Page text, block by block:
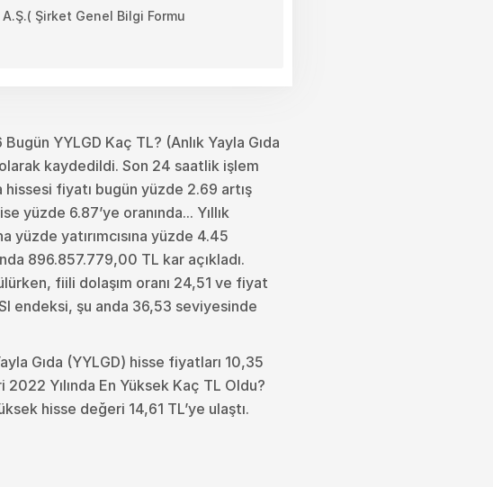
Şirket Genel Bilgi Formu
YYLGD Kaç TL? (Anlık Yayla Gıda
kaydedildi. Son 24 saatlik işlem
fiyatı bugün yüzde 2.69 artış
yüzde 6.87’ye oranında... Yıllık
yüzde yatırımcısına yüzde 4.45
896.857.779,00 TL kar açıkladı.
fiili dolaşım oranı 24,51 ve fiyat
endeksi, şu anda 36,53 seviyesinde
Gıda (YYLGD) hisse fiyatları 10,35
Yılında En Yüksek Kaç TL Oldu?
hisse değeri 14,61 TL’ye ulaştı.